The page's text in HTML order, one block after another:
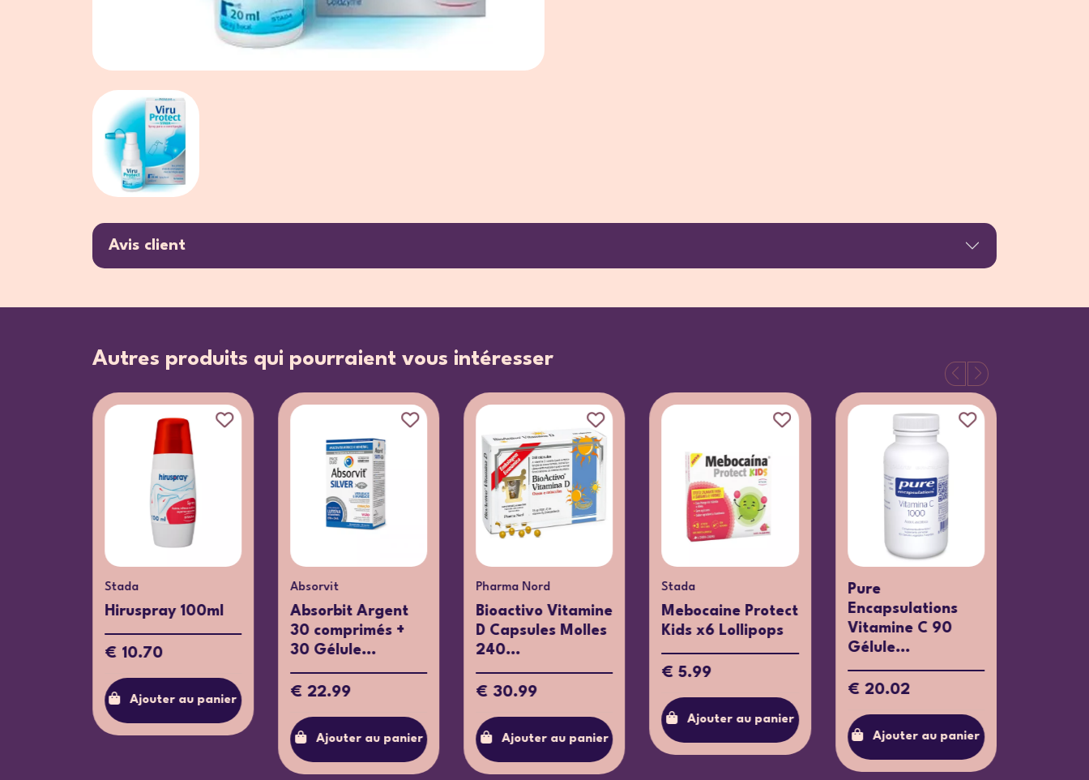
Avis client
Autres produits qui pourraient vous intéresser
Pharma Nord
Bioactivo Vitamine
D Capsules Molles
€ 30.99
Ajouter au panier
Mebocaine Protect
Kids x6 Lollipops
Ajouter au panier
Encapsulations
Vitamine C 90
Gélule...
€ 20.02
Ajouter au panier
Absorvit B
Complex x30
Capsules
Ajouter au panier
Nancare Flora-
Défense Bl Vit D 8
ml
Ajouter au panier